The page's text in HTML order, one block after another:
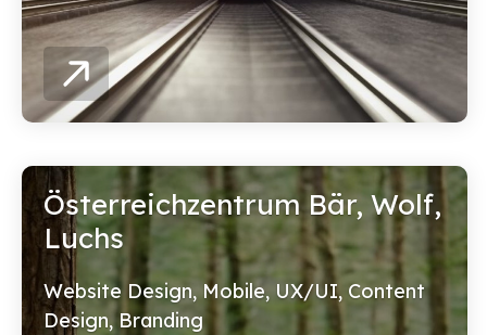
Österreichzentrum Bär, Wolf,
Luchs
Website Design, Mobile, UX/UI, Content
Design, Branding